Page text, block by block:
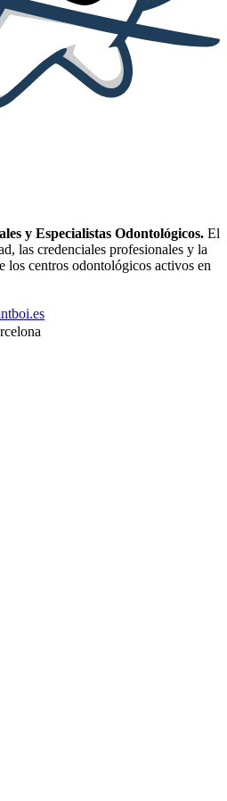
y Especialistas Odontológicos. El
las credenciales profesionales y la
los centros odontológicos activos en